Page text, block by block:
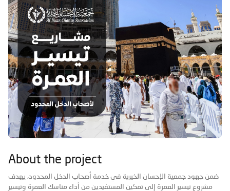
About the project
ضمن جهود جمعية الإحسان الخيرية في خدمة أصحاب الدخل المحدود، يهدف
مشروع تيسير العمرة إلى تمكين المستفيدين من أداء مناسك العمرة وتيسير